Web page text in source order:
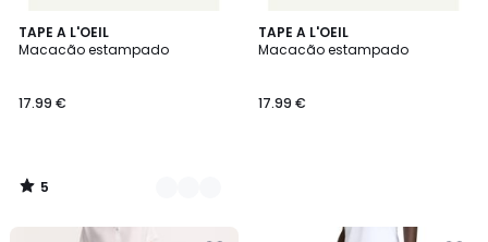
TAPE A L'OEIL
Macacão estampado
17.99 €
5
/
2
Cores
5
/
TAPE A L'OEIL
Macacão estampado
17.99 €